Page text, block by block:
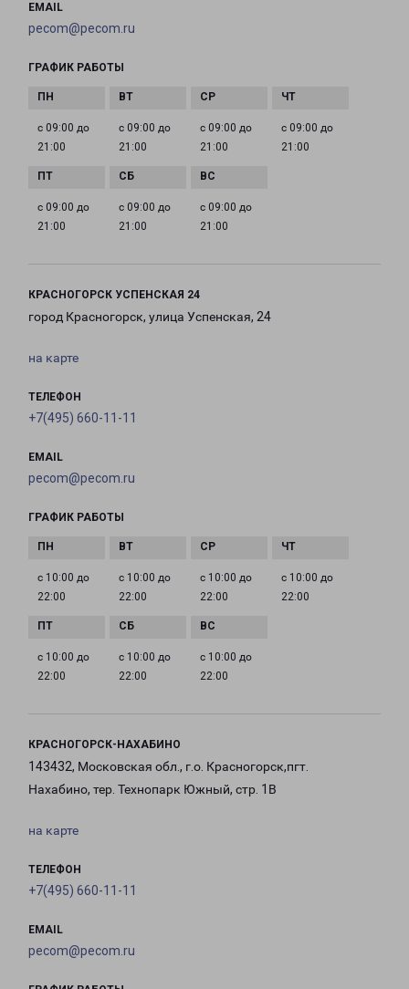
EMAIL
pecom@pecom.ru
ГРАФИК РАБОТЫ
с 09:00 до
21:00
с 09:00 до
21:00
с 09:00 до
21:00
с 09:00 до
21:00
с 09:00 до
21:00
с 09:00 до
21:00
с 09:00 до
21:00
КРАСНОГОРСК УСПЕНСКАЯ 24
город Красногорск, улица Успенская, 24
на карте
ТЕЛЕФОН
+7(495) 660-11-11
EMAIL
pecom@pecom.ru
ГРАФИК РАБОТЫ
с 10:00 до
22:00
с 10:00 до
22:00
с 10:00 до
22:00
с 10:00 до
22:00
с 10:00 до
22:00
с 10:00 до
22:00
с 10:00 до
22:00
КРАСНОГОРСК-НАХАБИНО
143432, Московская обл., г.о. Красногорск,пгт.
Нахабино, тер. Технопарк Южный, стр. 1В
на карте
ТЕЛЕФОН
+7(495) 660-11-11
EMAIL
pecom@pecom.ru